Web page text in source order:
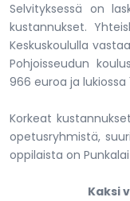
Selvityksessä on
kustannukset.
Keskuskoululla
Pohjoisseudun
966 euroa ja lukiossa
Korkeat
opetusryhmistä,
oppilaista on
Kaksi